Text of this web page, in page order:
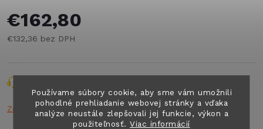
Používame súbory cookie, aby sme vám umožnili
pohodlné prehliadanie webovej stránky a vďaka
analýze neustále zlepšovali jej funkcie, výkon a
použiteľnosť.Viac informácií
€162,80
€132,36 bez DPH
Značka: FIAMM